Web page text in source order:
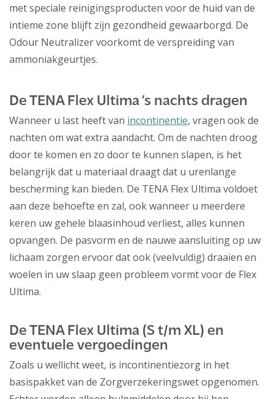
met speciale reinigingsproducten voor de huid van de
intieme zone blijft zijn gezondheid gewaarborgd. De
Odour Neutralizer voorkomt de verspreiding van
ammoniakgeurtjes.
De TENA Flex Ultima ’s nachts dragen
Wanneer u last heeft van incontinentie, vragen ook de
nachten om wat extra aandacht. Om de nachten droog
door te komen en zo door te kunnen slapen, is het
belangrijk dat u materiaal draagt dat u urenlange
bescherming kan bieden. De TENA Flex Ultima voldoet
aan deze behoefte en zal, ook wanneer u meerdere
keren uw gehele blaasinhoud verliest, alles kunnen
opvangen. De pasvorm en de nauwe aansluiting op uw
lichaam zorgen ervoor dat ook (veelvuldig) draaien en
woelen in uw slaap geen probleem vormt voor de Flex
Ultima.
De TENA Flex Ultima (S t/m XL) en
eventuele vergoedingen
Zoals u wellicht weet, is incontinentiezorg in het
basispakket van de Zorgverzekeringswet opgenomen.